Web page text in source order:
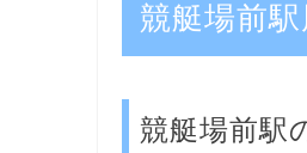
競艇場前
競艇場前駅